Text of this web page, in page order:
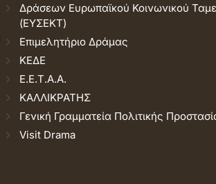
Δράσεων Ευρωπαϊκού Κοινωνικού
(ΕΥΣΕΚΤ)
Επιμελητήριο Δράμας
ΚΕΔΕ
Ε.Ε.Τ.Α.Α.
ΚΑΛΛΙΚΡΑΤΗΣ
Γενική Γραμματεία Πολιτικής
Visit Drama